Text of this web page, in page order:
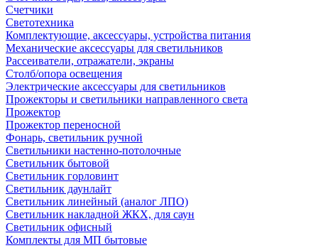
Счетчики
Светотехника
Комплектующие, аксессуары, устройства питания
Механические аксессуары для светильников
Рассеиватели, отражатели, экраны
Столб/опора освещения
Электрические аксессуары для светильников
Прожекторы и светильники направленного света
Прожектор
Прожектор переносной
Фонарь, светильник ручной
Светильники настенно-потолочные
Светильник бытовой
Светильник горловинт
Светильник даунлайт
Светильник линейный (аналог ЛПО)
Светильник накладной ЖКХ, для саун
Светильник офисный
Комплекты для МП бытовые